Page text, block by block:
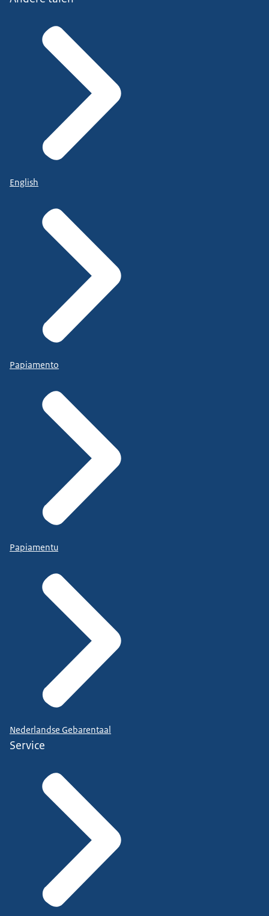
English
Papiamento
Papiamentu
Nederlandse Gebarentaal
Service